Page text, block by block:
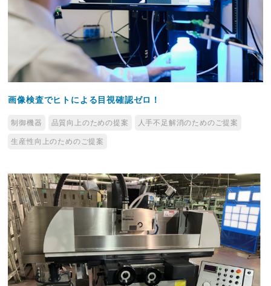
画像検査でヒトによる目視確認ゼロ！
制御機器 品質向上のための提案 人手不足解消のためのご提案
生産性向上のためのご提案